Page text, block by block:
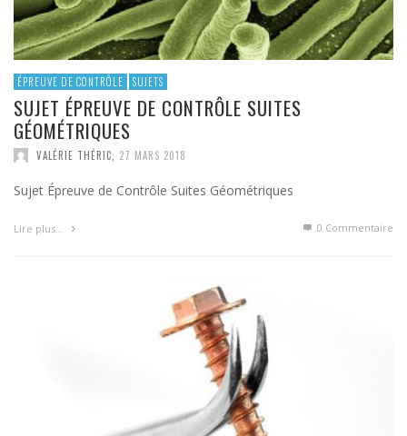
ÉPREUVE DE CONTRÔLE SUJETS
SUJET ÉPREUVE DE CONTRÔLE SUITES
GÉOMÉTRIQUES
VALÉRIE THÉRIC 27 MARS 2018
Sujet Épreuve de Contrôle Suites Géométriques
Lire plus… 0 Commentaire